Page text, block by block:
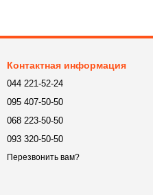
Контактная информация
044 221-52-24
095 407-50-50
068 223-50-50
093 320-50-50
Перезвонить вам?